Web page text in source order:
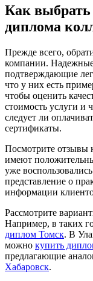
Как выбрать
диплома
Прежде всего,
компании.
подтверждающие
что у них есть
чтобы оценить
стоимость услуги и
следует ли
сертификаты.
Посмотрите отзывы
имеют
уже
представление о
информации
Рассмотрите
Например, в таких
диплом Томск. В
можно купить
предлагающие
Хабаровск.